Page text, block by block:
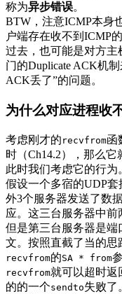
称为异步错误。
BTW，注意ICMP本身
户端存在收不到ICMP
过去，也可能是对方主
门的Duplicate ACK机
ACK丢了”的问题。
为什么对应进程收
考虑刚才的 recvfrom函
时（Ch14.2），那么
此时我们考虑它的行为
假设一个多宿的UDP
外3个服务器发送了数
应。这三台服务器中前
但是第三台服务器是端
文。按照直截了当的思
recvfrom的SA * from
recvfrom就可以超时返
的的一个sendto失败了